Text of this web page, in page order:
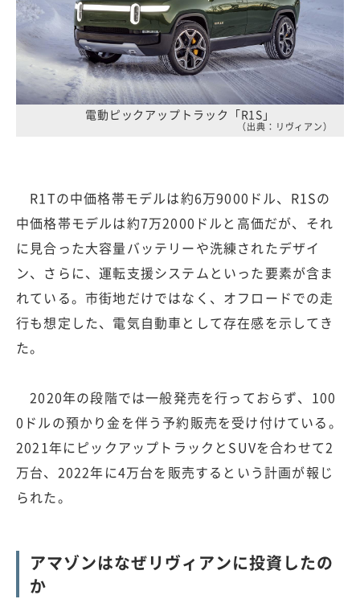
電動ピックアップトラック「R1S」
（出典：リヴィアン）
R1Tの中価格帯モデルは約6万9000ドル、R1Sの
中価格帯モデルは約7万2000ドルと高価だが、それ
に見合った大容量バッテリーや洗練されたデザイ
ン、さらに、運転支援システムといった要素が含ま
れている。市街地だけではなく、オフロードでの走
行も想定した、電気自動車として存在感を示してき
た。
2020年の段階では一般発売を行っておらず、100
0ドルの預かり金を伴う予約販売を受け付けている。
2021年にピックアップトラックとSUVを合わせて2
万台、2022年に4万台を販売するという計画が報じ
られた。
アマゾンはなぜリヴィアンに投資したの
か